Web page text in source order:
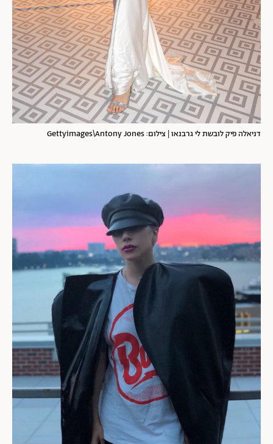
דניאלה פיק לובשת לי גרבנאו | צילום: Gettyimages\Antony Jones